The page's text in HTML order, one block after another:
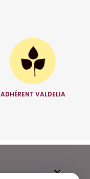
ADHÉRENT VALDELIA
